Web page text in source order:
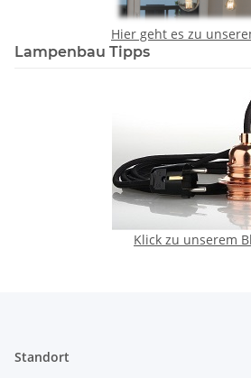
Hier geht es zu
Lampenbau Tipps
Klick zu unserem
Standort